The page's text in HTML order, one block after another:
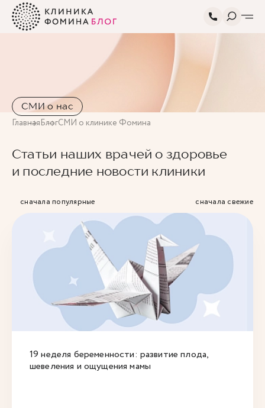
ГлавнаяБлогСМИ о клинике Фомина
Статьи наших врачей о здоровье
и последние новости клиники
СМИ о нас
сначала популярные сначала свежие
19 неделя беременности: развитие плода,
шевеления и ощущения мамы